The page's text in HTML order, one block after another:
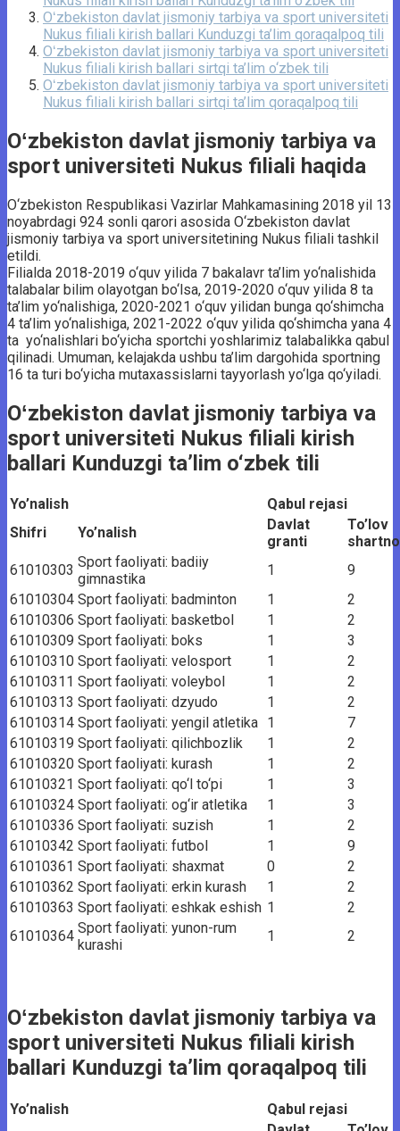
Oʻzbekiston davlat jismoniy tarbiya va sport universiteti
Nukus filiali kirish ballari Kunduzgi ta’lim qoraqalpoq tili
Oʻzbekiston davlat jismoniy tarbiya va sport universiteti
Nukus filiali kirish ballari sirtqi ta’lim o‘zbek tili
Oʻzbekiston davlat jismoniy tarbiya va sport universiteti
Nukus filiali kirish ballari sirtqi ta’lim qoraqalpoq tili
Oʻzbekiston davlat jismoniy tarbiya va
sport universiteti Nukus filiali haqida
O‘zbekiston Respublikasi Vazirlar Mahkamasining 2018 yil 13
noyabrdagi 924 sonli qarori asosida O‘zbekiston davlat
jismoniy tarbiya va sport universitetining Nukus filiali tashkil
etildi.
Filialda 2018-2019 o‘quv yilida 7 bakalavr ta’lim yo‘nalishida
talabalar bilim olayotgan bo‘lsa, 2019-2020 o‘quv yilida 8 ta
ta’lim yo‘nalishiga, 2020-2021 o‘quv yilidan bunga qo‘shimcha
4 ta’lim yo‘nalishiga, 2021-2022 o‘quv yilida qo‘shimcha yana 4
ta yo‘nalishlari bo‘yicha sportchi yoshlarimiz talabalikka qabul
qilinadi. Umuman, kelajakda ushbu ta’lim dargohida sportning
16 ta turi bo‘yicha mutaxassislarni tayyorlash yo‘lga qo‘yiladi.
Oʻzbekiston davlat jismoniy tarbiya va
sport universiteti Nukus filiali kirish
ballari Kunduzgi ta’lim o‘zbek tili
Yo’nalish
Qabul rejasi
Shifri
Yo’nalish
Davlat
granti
To’lov
61010303 Sport faoliyati: badiiy
gimnastika
1
9
61010304 Sport faoliyati: badminton 1
2
61010306 Sport faoliyati: basketbol 1
2
61010309 Sport faoliyati: boks 1
3
61010310 Sport faoliyati: velosport 1
2
61010311 Sport faoliyati: voleybol 1
2
61010313 Sport faoliyati: dzyudo 1
2
61010314 Sport faoliyati: yengil atletika 1
7
61010319 Sport faoliyati: qilichbozlik 1
2
61010320 Sport faoliyati: kurash 1
2
61010321 Sport faoliyati: qo‘l to‘pi 1
3
61010324 Sport faoliyati: og‘ir atletika 1
3
61010336 Sport faoliyati: suzish 1
2
61010342 Sport faoliyati: futbol 1
9
61010361 Sport faoliyati: shaxmat 0
2
61010362 Sport faoliyati: erkin kurash 1
2
61010363 Sport faoliyati: eshkak eshish 1
2
61010364 Sport faoliyati: yunon-rum
kurashi
1 2
Oʻzbekiston davlat jismoniy tarbiya va
sport universiteti Nukus filiali kirish
ballari Kunduzgi ta’lim qoraqalpoq tili
Yo’nalish
Qabul rejasi